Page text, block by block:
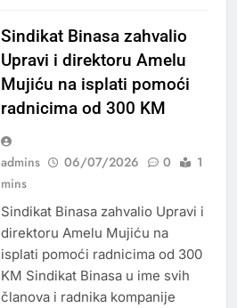
Sindikat Binasa zahvalio
Upravi i direktoru Amelu
Mujiću na isplati pomoći
radnicima od 300 KM
admins 06/07/2026 0
1
mins
Sindikat Binasa zahvalio Upravi i
direktoru Amelu Mujiću na
isplati pomoći radnicima od 300
KM Sindikat Binasa u ime svih
članova i radnika kompanije